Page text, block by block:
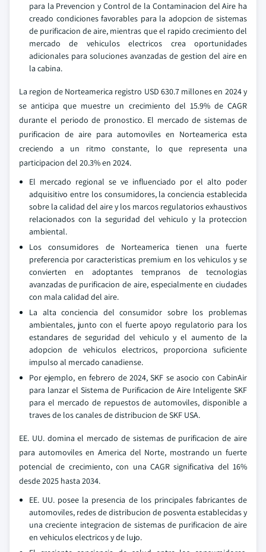
para la Prevencion y Control de la Contaminacion del Aire ha
creado condiciones favorables para la adopcion de sistemas
de purificacion de aire, mientras que el rapido crecimiento del
mercado de vehiculos electricos crea oportunidades
adicionales para soluciones avanzadas de gestion del aire en
la cabina.
La region de Norteamerica registro USD 630.7 millones en 2024 y
se anticipa que muestre un crecimiento del 15.9% de CAGR
durante el periodo de pronostico. El mercado de sistemas de
purificacion de aire para automoviles en Norteamerica esta
creciendo a un ritmo constante, lo que representa una
participacion del 20.3% en 2024.
El mercado regional se ve influenciado por el alto poder
adquisitivo entre los consumidores, la conciencia establecida
sobre la calidad del aire y los marcos regulatorios exhaustivos
relacionados con la seguridad del vehiculo y la proteccion
ambiental.
Los consumidores de Norteamerica tienen una fuerte
preferencia por caracteristicas premium en los vehiculos y se
convierten en adoptantes tempranos de tecnologias
avanzadas de purificacion de aire, especialmente en ciudades
con mala calidad del aire.
La alta conciencia del consumidor sobre los problemas
ambientales, junto con el fuerte apoyo regulatorio para los
estandares de seguridad del vehiculo y el aumento de la
adopcion de vehiculos electricos, proporciona suficiente
impulso al mercado canadiense.
Por ejemplo, en febrero de 2024, SKF se asocio con CabinAir
para lanzar el Sistema de Purificacion de Aire Inteligente SKF
para el mercado de repuestos de automoviles, disponible a
traves de los canales de distribucion de SKF USA.
EE. UU. domina el mercado de sistemas de purificacion de aire
para automoviles en America del Norte, mostrando un fuerte
potencial de crecimiento, con una CAGR significativa del 16%
desde 2025 hasta 2034.
EE. UU. posee la presencia de los principales fabricantes de
automoviles, redes de distribucion de posventa establecidas y
una creciente integracion de sistemas de purificacion de aire
en vehiculos electricos y de lujo.